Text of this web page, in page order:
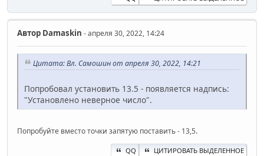
Автор Damaskin - апреля 30, 2022, 14:24
Цитата: Вл. Самошин от апреля 30, 2022, 14:21
Попробовал установить 13.5 - появляется надпись:
"Установлено неверное число".
Попробуйте вместо точки запятую поставить - 13,5.
QQ ЦИТИРОВАТЬ ВЫДЕЛЕННОЕ